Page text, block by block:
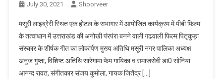
July 30, 2021 Shoorveer
मसूरी लाइब्रेरी स्थित एक होटल के सभागार में आयोजित कार्यक्रम में पीबी फिल्म
के तत्वाधान में उत्तराखंड की अनोखी पंरपंरा बनने वाली गढवाली फिल्म पितृकुड़ा
संस्कार के शीर्षक गीत का लोकार्पण मुख्य अतिथि मसूरी नगर पालिका अध्यक्ष
अनुज गुप्ता, विशिष्ट अतिथि सारेगामा फेम गायिका व समाजसेवी डा0 सोनिया
आनन्द रावत, संगीतकार संजय कुमोला, गायक जितेंद्र […]